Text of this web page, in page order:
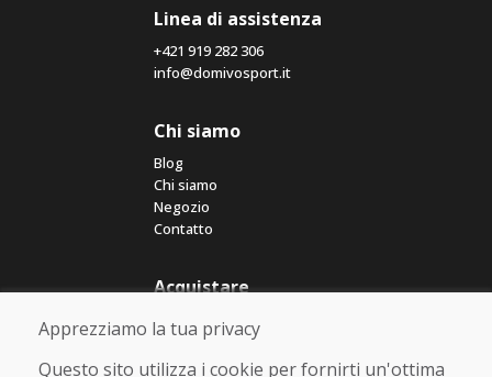
Linea di assistenza
+421 919 282 306
info@domivosport.it
Chi siamo
Blog
Chi siamo
Negozio
Contatto
Acquistare
Negozio online
Termini e condizioni commerciali
Spedizione e pagamento
Apprezziamo la tua privacy
Questo sito utilizza i cookie per fornirti un'ottima